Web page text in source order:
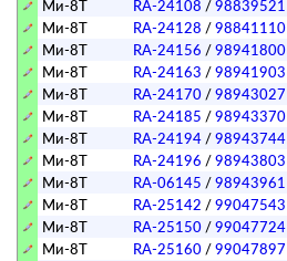
Ми-8Т
RA-24108 /98839521
Ми-8Т
RA-24128 /98841110
Ми-8Т
RA-24156 /98941800
Ми-8Т
RA-24163 /98941903
Ми-8Т
RA-24170 /98943027
Ми-8Т
RA-24185 /98943370
Ми-8Т
RA-24194 /98943744
Ми-8Т
RA-24196 /98943803
Ми-8Т
RA-06145 /98943961
Ми-8Т
RA-25142 /99047543
Ми-8Т
RA-25150 /99047724
Ми-8Т
RA-25160 /99047897